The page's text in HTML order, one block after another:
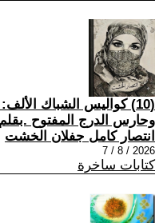
(10) كواليس الشباك
وحارس الدرج المفتوح
انتصار كامل جفلان الخشت
2026 / 8 / 7
كتابات ساخرة